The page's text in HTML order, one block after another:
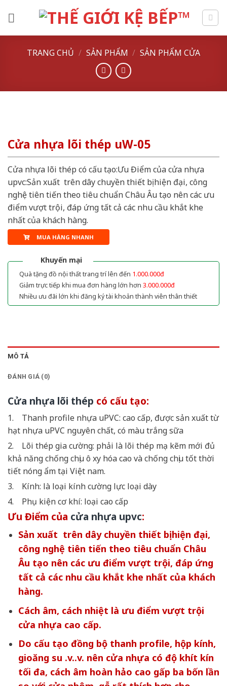
TRANG CHỦ / SẢN PHẨM / SẢN PHẨM CỬA
Cửa nhựa lõi thép uW-05
Cửa nhựa lõi thép có cấu tạo:Ưu Điểm của cửa nhựa
upvc:Sản xuất trên dây chuyền thiết bị hiện đại, công
nghệ tiên tiến theo tiêu chuẩn Châu Âu tạo nên các ưu
điểm vượt trội, đáp ứng tất cả các nhu cầu khắt khe
nhất của khách hàng.
MUA HÀNG NHANH
Khuyến mại
Quà tặng đồ nội thất trang trí lên đến 1.000.000đ
Giảm trực tiếp khi mua đơn hàng lớn hơn 3.000.000đ
Nhiều ưu đãi lớn khi đăng ký tài khoản thành viên thân thiết
MÔ TẢ
ĐÁNH GIÁ (0)
Cửa nhựa lõi thép có cấu tạo:
1. Thanh profile nhựa uPVC: cao cấp, được sản xuất từ
hạt nhựa uPVC nguyên chất, có màu trắng sữa
2. Lõi thép gia cường: phải là lõi thép mạ kẽm mới đủ
khả năng chống chịu ô xy hóa cao và chống chịu tốt thời
tiết nóng ẩm tại Việt nam.
3. Kính: là loại kính cường lực loại dày
4. Phụ kiện cơ khí: loại cao cấp
Ưu Điểm của cửa nhựa upvc:
Sản xuất trên dây chuyền thiết bị hiện đại,
công nghệ tiên tiến theo tiêu chuẩn Châu
Âu tạo nên các ưu điểm vượt trội, đáp ứng
tất cả các nhu cầu khắt khe nhất của khách
hàng.
Cách âm, cách nhiệt là ưu điểm vượt trội
cửa nhựa cao cấp.
Do cấu tạo đồng bộ thanh profile, hộp kính,
gioăng su .v..v. nên cửa nhựa có độ khít kín
tối đa, cách âm hoàn hảo cao gấp ba bốn lần